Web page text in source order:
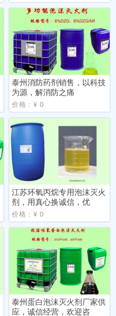
泰州消防药剂销售，以科技
为源，解消防之痛
价格：¥ 0
江苏环氧丙烷专用泡沫灭火
剂，用真心换诚信，优
价格：¥ 0
泰州蛋白泡沫灭火剂厂家供
应，诚信经营，欢迎咨